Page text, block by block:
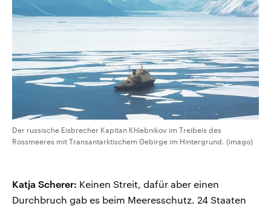
Der russische Eisbrecher Kapitan Khlebnikov im Treibeis des
Rossmeeres mit Transantarktischem Gebirge im Hintergrund. (imago)
Katja Scherer: Keinen Streit, dafür aber einen
Durchbruch gab es beim Meeresschutz. 24 Staaten